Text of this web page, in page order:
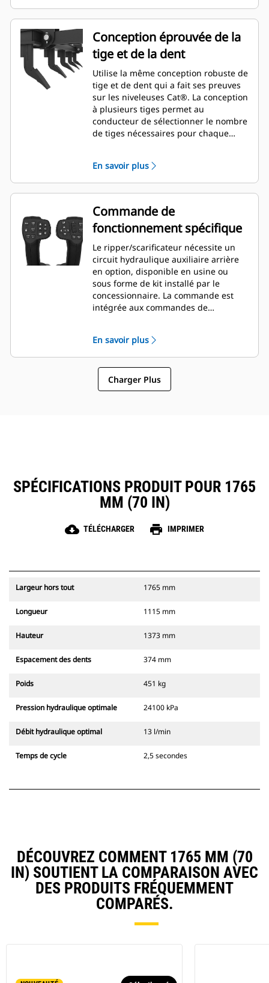
Conception éprouvée de la
tige et de la dent
Utilise la même conception robuste de
tige et de dent qui a fait ses preuves
sur les niveleuses Cat®. La conception
à plusieurs tiges permet au
conducteur de sélectionner le nombre
de tiges nécessaires pour chaque
En savoir plus
Commande de
fonctionnement spécifique
Le ripper/scarificateur nécessite un
circuit hydraulique auxiliaire arrière
en option, disponible en usine ou
sous forme de kit installé par le
concessionnaire. La commande est
intégrée aux commandes de
En savoir plus
Charger Plus
SPÉCIFICATIONS PRODUIT POUR 1765
MM (70 IN)
cloud_download TÉLÉCHARGER print IMPRIMER
Largeur hors tout 1765 mm
Longueur 1115 mm
Hauteur 1373 mm
Espacement des dents 374 mm
Poids 451 kg
Pression hydraulique optimale 24100 kPa
Débit hydraulique optimal 13 l/min
Temps de cycle 2,5 secondes
DÉCOUVREZ COMMENT 1765 MM (70
IN) SOUTIENT LA COMPARAISON AVEC
DES PRODUITS FRÉQUEMMENT
COMPARÉS.